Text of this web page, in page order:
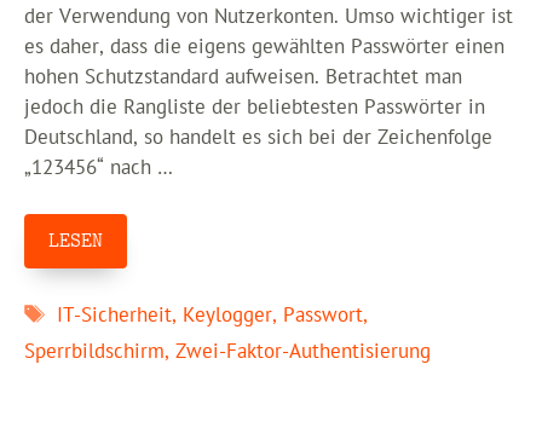
der Verwendung von Nutzerkonten. Umso wichtiger ist
es daher, dass die eigens gewählten Passwörter einen
hohen Schutzstandard aufweisen. Betrachtet man
jedoch die Rangliste der beliebtesten Passwörter in
Deutschland, so handelt es sich bei der Zeichenfolge
„123456“ nach …
LESEN
Schlagwörter
IT-Sicherheit, Keylogger, Passwort,
Sperrbildschirm, Zwei-Faktor-Authentisierung